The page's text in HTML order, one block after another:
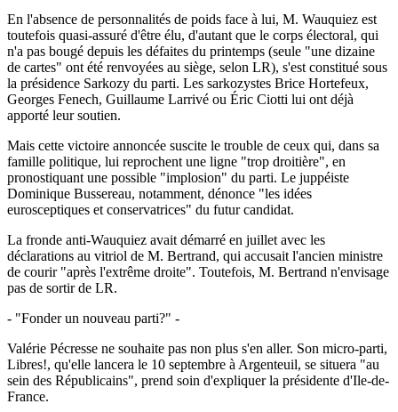
En l'absence de personnalités de poids face à lui, M. Wauquiez est
toutefois quasi-assuré d'être élu, d'autant que le corps électoral, qui
n'a pas bougé depuis les défaites du printemps (seule "une dizaine
de cartes" ont été renvoyées au siège, selon LR), s'est constitué sous
la présidence Sarkozy du parti. Les sarkozystes Brice Hortefeux,
Georges Fenech, Guillaume Larrivé ou Éric Ciotti lui ont déjà
apporté leur soutien.
Mais cette victoire annoncée suscite le trouble de ceux qui, dans sa
famille politique, lui reprochent une ligne "trop droitière", en
pronostiquant une possible "implosion" du parti. Le juppéiste
Dominique Bussereau, notamment, dénonce "les idées
eurosceptiques et conservatrices" du futur candidat.
La fronde anti-Wauquiez avait démarré en juillet avec les
déclarations au vitriol de M. Bertrand, qui accusait l'ancien ministre
de courir "après l'extrême droite". Toutefois, M. Bertrand n'envisage
pas de sortir de LR.
- "Fonder un nouveau parti?" -
Valérie Pécresse ne souhaite pas non plus s'en aller. Son micro-parti,
Libres!, qu'elle lancera le 10 septembre à Argenteuil, se situera "au
sein des Républicains", prend soin d'expliquer la présidente d'Ile-de-
France.